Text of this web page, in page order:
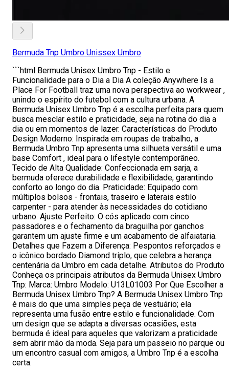
Bermuda Tnp Umbro Unissex Umbro
```html Bermuda Unisex Umbro Tnp - Estilo e
Funcionalidade para o Dia a Dia A coleção Anywhere Is a
Place For Football traz uma nova perspectiva ao workwear ,
unindo o espírito do futebol com a cultura urbana. A
Bermuda Unisex Umbro Tnp é a escolha perfeita para quem
busca mesclar estilo e praticidade, seja na rotina do dia a
dia ou em momentos de lazer. Características do Produto
Design Moderno: Inspirada em roupas de trabalho, a
Bermuda Umbro Tnp apresenta uma silhueta versátil e uma
base Comfort , ideal para o lifestyle contemporâneo.
Tecido de Alta Qualidade: Confeccionada em sarja, a
bermuda oferece durabilidade e flexibilidade, garantindo
conforto ao longo do dia. Praticidade: Equipado com
múltiplos bolsos - frontais, traseiro e laterais estilo
carpenter - para atender às necessidades do cotidiano
urbano. Ajuste Perfeito: O cós aplicado com cinco
passadores e o fechamento da braguilha por ganchos
garantem um ajuste firme e um acabamento de alfaiataria.
Detalhes que Fazem a Diferença: Pespontos reforçados e
o icônico bordado Diamond triplo, que celebra a herança
centenária da Umbro em cada detalhe. Atributos do Produto
Conheça os principais atributos da Bermuda Unisex Umbro
Tnp: Marca: Umbro Modelo: U13L01003 Por Que Escolher a
Bermuda Unisex Umbro Tnp? A Bermuda Unisex Umbro Tnp
é mais do que uma simples peça de vestuário; ela
representa uma fusão entre estilo e funcionalidade. Com
um design que se adapta a diversas ocasiões, esta
bermuda é ideal para aqueles que valorizam a praticidade
sem abrir mão da moda. Seja para um passeio no parque ou
um encontro casual com amigos, a Umbro Tnp é a escolha
certa.